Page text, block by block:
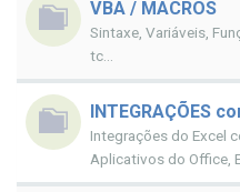
VBA / MACROS
Sintaxe, Variáveis,
tc...
INTEGRAÇÕES
Integrações do Excel
Aplicativos do Office,